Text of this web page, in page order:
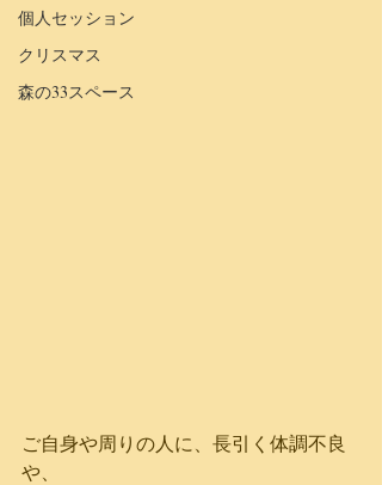
個人セッション
クリスマス
森の33スペース
ご自身や周りの人に、長引く体調不良
や、